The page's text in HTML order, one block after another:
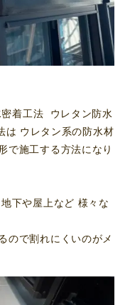
着工法 ウレタン防水
は ウレタン系の防水材
で施工する方法になり
下や屋上など 様々な
ので割れにくいのがメ